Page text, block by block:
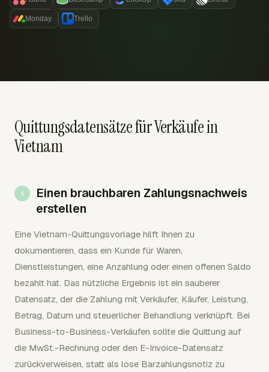
Monday Trello
Quittungsdatensätze für Verkäufe in
Vietnam
Einen brauchbaren Zahlungsnachweis
erstellen
Eine Vietnam-Quittungsvorlage hilft Ihnen zu
dokumentieren, dass ein Kunde für Waren,
Dienstleistungen, eine Anzahlung oder einen offenen Saldo
bezahlt hat. Das nützliche Ergebnis ist ein sauberer
Datensatz, der die Zahlung mit Verkäufer, Käufer, Leistung,
Betrag, Datum und steuerlicher Behandlung verknüpft. Bei
Business-to-Business-Verkäufen sollte die Quittung auf
die MwSt.-Rechnung oder den E-Invoice-Datensatz
zurückverweisen, statt als lose Barzahlungsnotiz zu